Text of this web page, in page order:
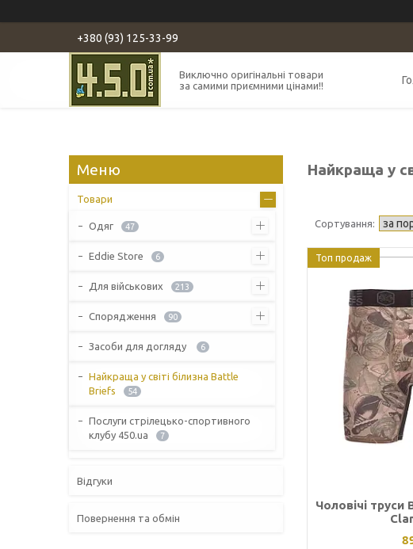
+380 (93) 125-33-99
Виключно оригінальні товари
за самими приємними цінами!!
Найкраща у
Топ продаж
Чоловічі
Товари
Одяг 47
Eddie Store 6
Для військових 213
Спорядження 90
Засоби для догляду 6
Найкраща у світі білизна Battle
Briefs
54
Послуги стрілецько-спортивного
клубу 450.ua
7
Відгуки
Повернення та обмін